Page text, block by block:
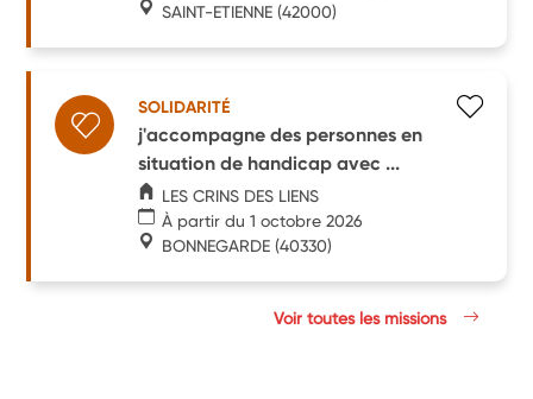
SAINT-ETIENNE (42000)
SOLIDARITÉ
j'accompagne des personnes en
situation de handicap avec ...
LES CRINS DES LIENS
À partir du 1 octobre 2026
BONNEGARDE (40330)
Voir toutes les missions